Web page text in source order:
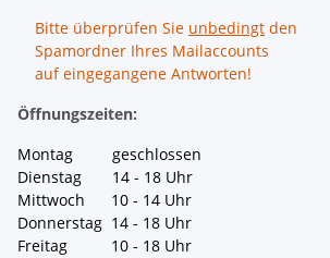
Bitte überprüfen Sie unbedingt den
Spamordner Ihres Mailaccounts
auf eingegangene Antworten!
Öffnungszeiten:
Montag geschlossen
Dienstag 14 - 18 Uhr
Mittwoch 10 - 14 Uhr
Donnerstag 14 - 18 Uhr
Freitag 10 - 18 Uhr